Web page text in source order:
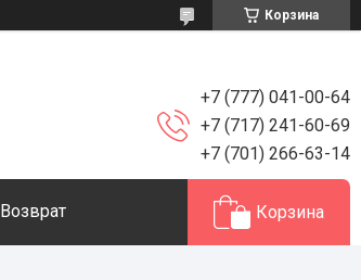
Корзина
+7 (777) 041-00-64
+7 (717) 241-60-69
+7 (701) 266-63-14
Возврат Корзина